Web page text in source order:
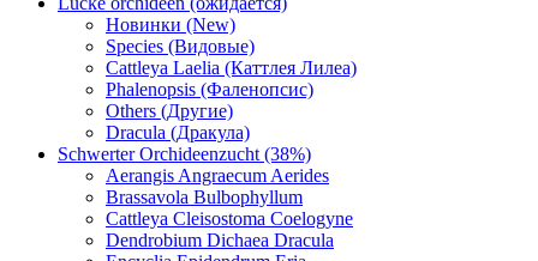
Новинки (New)
Species (Видовые)
Cattleya Laelia (Каттлея Лилеа)
Phalenopsis (Фаленопсис)
Others (Другие)
Dracula (Дракула)
Schwerter Orchideenzucht (38%)
Aerangis Angraecum Aerides
Brassavola Bulbophyllum
Cattleya Cleisostoma Coelogyne
Dendrobium Dichaea Dracula